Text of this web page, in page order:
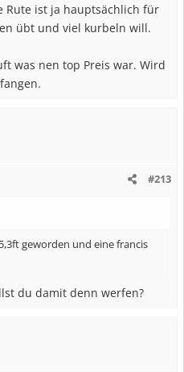
Rute ist ja hauptsächlich für
übt und viel kurbeln will.
was nen top Preis war. Wird
#213
geworden und eine francis
du damit denn werfen?